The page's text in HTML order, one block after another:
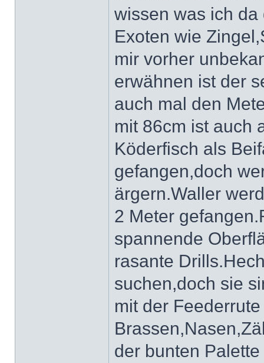
wissen was ich
Exoten wie
mir vorher
erwähnen ist der
auch mal den
mit 86cm ist auch
Köderfisch als
gefangen,doch
ärgern.Waller
2 Meter
spannende
rasante
suchen,doch sie
mit der
der bunten